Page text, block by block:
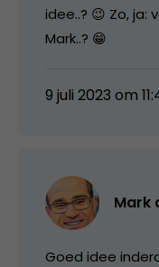
idee..? 😉 Zo, ja:
Mark..? 😁
9 juli 2023 om
Mark
Goed idee